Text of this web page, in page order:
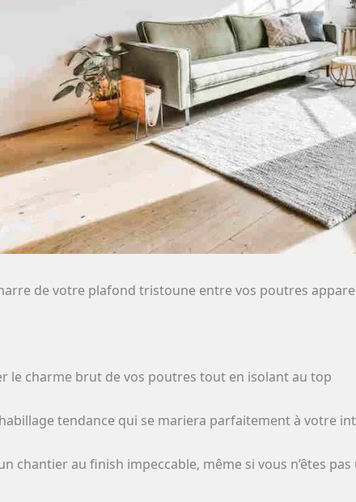
de votre plafond tristoune entre vos poutres
le charme brut de vos poutres tout en isolant au top
tendance qui se mariera parfaitement à votre
chantier au finish impeccable, même si vous n’êtes